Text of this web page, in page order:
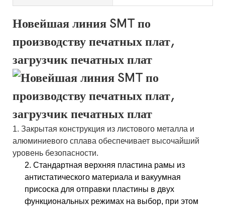
Новейшая линия SMT по
производству печатных плат,
загрузчик печатных плат
1. Закрытая конструкция из листового металла и
алюминиевого сплава обеспечивает высочайший
уровень безопасности.
2. Стандартная верхняя пластина рамы из
антистатического материала и вакуумная
присоска для отправки пластины в двух
функциональных режимах на выбор, при этом